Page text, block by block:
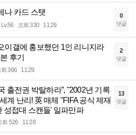
나 카드 스탯
Lv.56 조회 330 11:29
0
댓글
이갤에 홍보했던 1인 리니지라
후기
회 366 11:29
2
댓글
출전권 박탈하라”, "2002년 기록
계 난리! 英 매체 "FIFA 공식 제재
성접대 스캔들' 일파만파
회 526 11:28
13
댓글